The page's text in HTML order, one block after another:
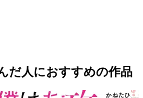
だ人におすすめの作品